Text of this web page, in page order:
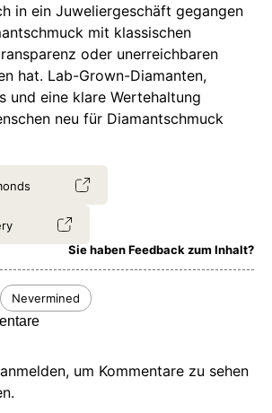
in ein Juweliergeschäft gegangen
mit klassischen
oder unerreichbaren
hat. Lab-Grown-Diamanten,
und eine klare Wertehaltung
neu für Diamantschmuck
Sie haben Feedback zum Inhalt?
Nevermined
um Kommentare zu sehen